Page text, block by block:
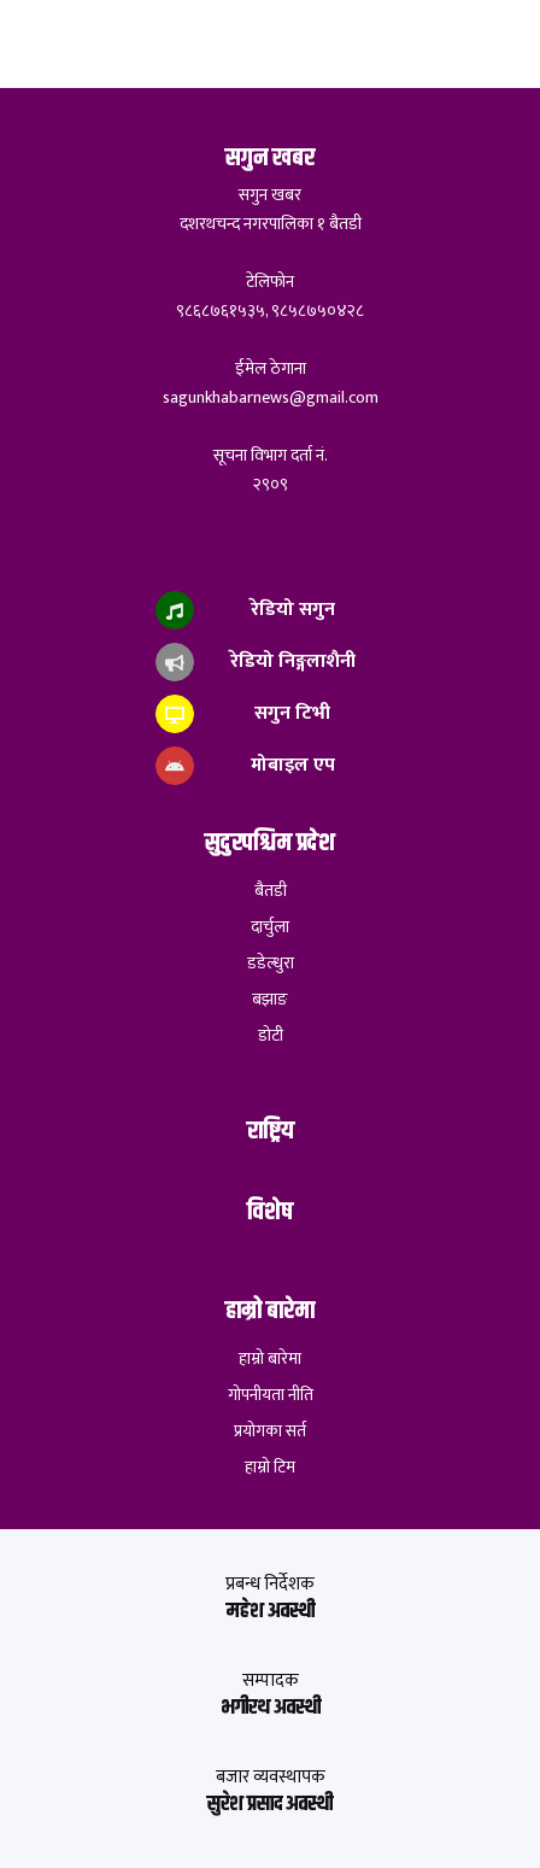
सगुन खबर
सगुन खबर
दशरथचन्द नगरपालिका १ बैतडी
टेलिफोन
९८६८७६१५३५, ९८५८७५०४२८
ईमेल ठेगाना
sagunkhabarnews@gmail.com
सूचना विभाग दर्ता नं.
२९०९
रेडियो सगुन
रेडियो निङ्गलाशैनी
सगुन टिभी
मोबाइल एप
सुदुरपश्चिम प्रदेश
बैतडी
दार्चुला
डडेल्धुरा
बझाङ
डोटी
राष्ट्रिय
विशेष
हाम्रो बारेमा
हाम्रो बारेमा
गोपनीयता नीति
प्रयोगका सर्त
हाम्रो टिम
प्रबन्ध निर्देशक
महेश अवस्थी
सम्पादक
भगीरथ अवस्थी
बजार व्यवस्थापक
सुरेश प्रसाद अवस्थी